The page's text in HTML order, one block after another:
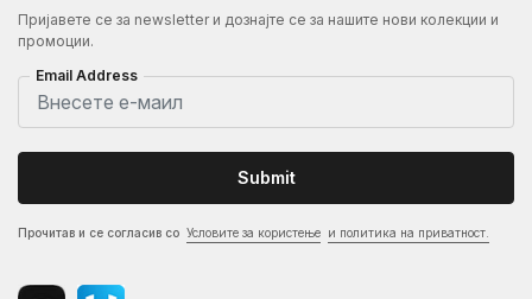
Пријавете се за newsletter и дознајте се за нашите нови колекции и
промоции.
Email Address
Submit
Прочитав и се согласив со Условите за користење и политика на приватност.